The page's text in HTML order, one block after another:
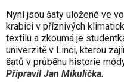
Nyní jsou šaty uložené ve
krabici v příznivých
textilu a zkoumá je
univerzitě v Linci, kterou
šatů v průběhu historie
Připravil Jan Mikulička.